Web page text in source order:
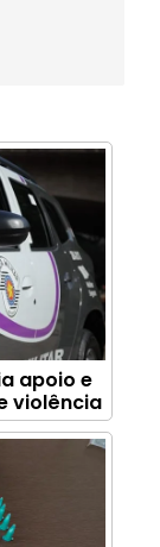
apoio e
violência